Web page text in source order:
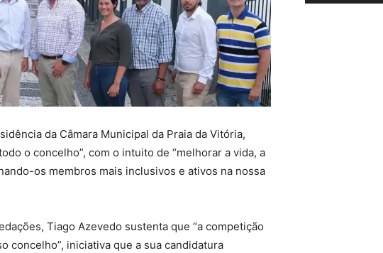
da Câmara Municipal da Praia da Vitória,
o concelho”, com o intuito de “melhorar a vida, a
os membros mais inclusivos e ativos na nossa
Tiago Azevedo sustenta que “a competição
concelho”, iniciativa que a sua candidatura